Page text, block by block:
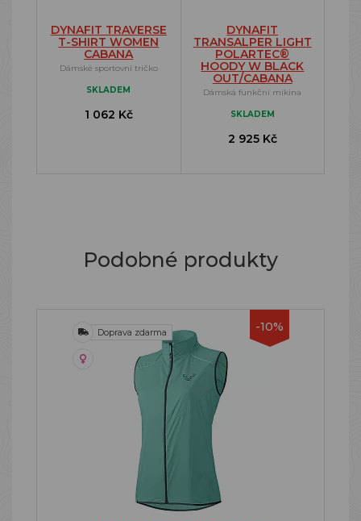
DYNAFIT TRAVERSE
T-SHIRT WOMEN
CABANA
Dámské sportovní tričko
SKLADEM
1 062 Kč
DYNAFIT
TRANSALPER LIGHT
POLARTEC®
HOODY W BLACK
OUT/CABANA
Dámská funkční mikina
SKLADEM
2 925 Kč
Podobné produkty
-10%
Doprava zdarma